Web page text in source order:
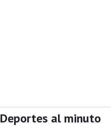
Deportes al minuto